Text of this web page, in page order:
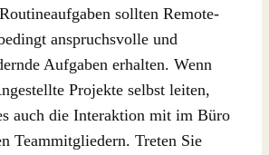
sollten Remote-
anspruchsvolle und
Aufgaben erhalten. Wenn
Projekte selbst leiten,
auch die Interaktion mit im Büro
Teammitgliedern. Treten Sie